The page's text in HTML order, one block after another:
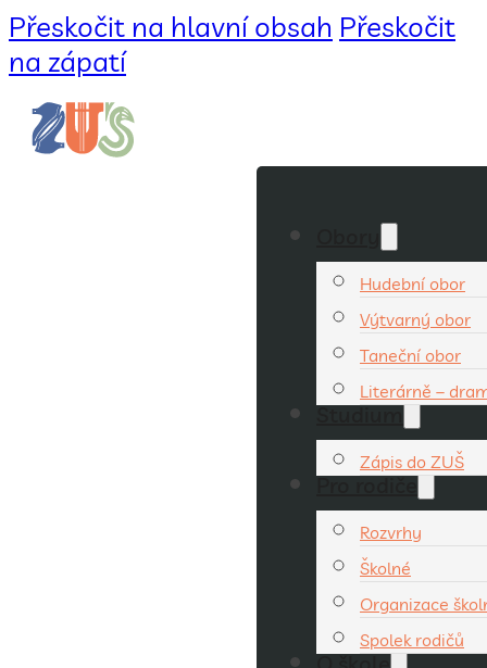
Přeskočit na hlavní obsah Přeskočit
na zápatí
Hudební obor
Výtvarný obor
Taneční obor
Literárně –
Studium
Zápis do ZUŠ
Pro rodiče
Rozvrhy
Školné
Organizace
Spolek rodičů